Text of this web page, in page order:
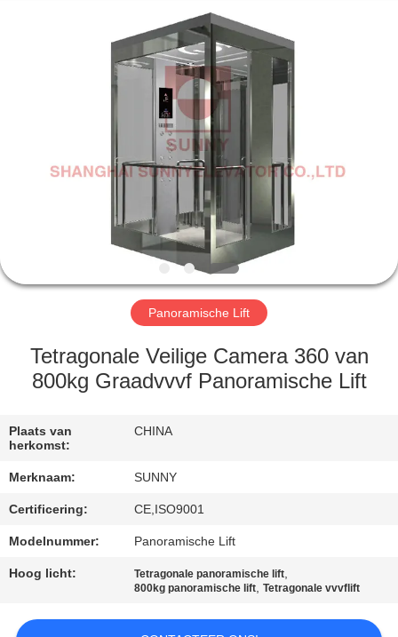
PRODUCTEN
ONGEVEER
ONS
FABRIEKSREIS
KWALITEITSCONTROLE
CONTACTEER
ONS
VERZOEK
OM EEN
Panoramische Lift
Tetragonale Veilige Camera 360 van
800kg Graadvvvf Panoramische Lift
Plaats van
herkomst:
CHINA
Merknaam: SUNNY
Certificering: CE,ISO9001
Modelnummer: Panoramische Lift
Hoog licht: Tetragonale panoramische lift,
800kg panoramische lift,Tetragonale vvvflift